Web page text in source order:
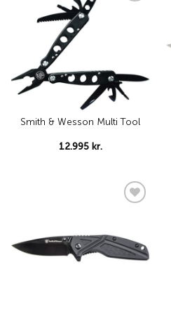
Smith & Wesson Multi Tool
12.995 kr.